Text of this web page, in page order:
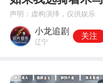
声明：虚构演绎，仅供娱乐
小龙追剧
辽宁
关注